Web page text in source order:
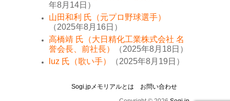
年8月14日）
山田和利 氏（元プロ野球選手）
（2025年8月16日）
高橋靖 氏（大日精化工業株式会社 名
誉会長、前社長）
（2025年8月18日）
luz 氏（歌い手）
（2025年8月19日）
Sogi.jpメモリアルとは
お問い合わせ